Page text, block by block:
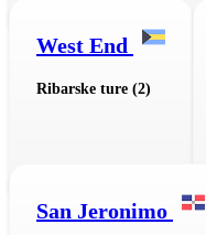
West End
Ribarske ture (2)
San Jeronimo